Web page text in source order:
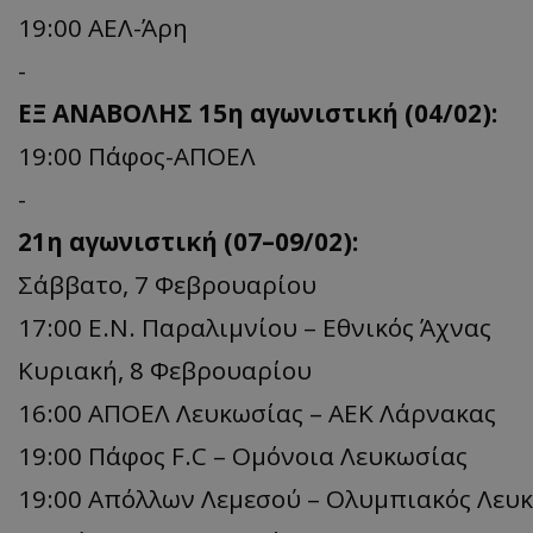
19:00 ΑΕΛ-Άρη
-
ΕΞ ΑΝΑΒΟΛΗΣ 15η αγωνιστική (04/02):
19:00 Πάφος-ΑΠΟΕΛ
-
21η αγωνιστική (07–09/02):
Σάββατο, 7 Φεβρουαρίου
17:00 Ε.Ν. Παραλιμνίου – Εθνικός Άχνας
Κυριακή, 8 Φεβρουαρίου
16:00 ΑΠΟΕΛ Λευκωσίας – ΑΕΚ Λάρνακας
19:00 Πάφος F.C – Ομόνοια Λευκωσίας
19:00 Απόλλων Λεμεσού – Ολυμπιακός